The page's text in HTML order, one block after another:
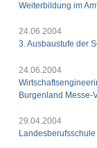
Weiterbildung im
24.06.2004
3. Ausbaustufe der
24.06.2004
Burgenland Messe-
29.04.2004